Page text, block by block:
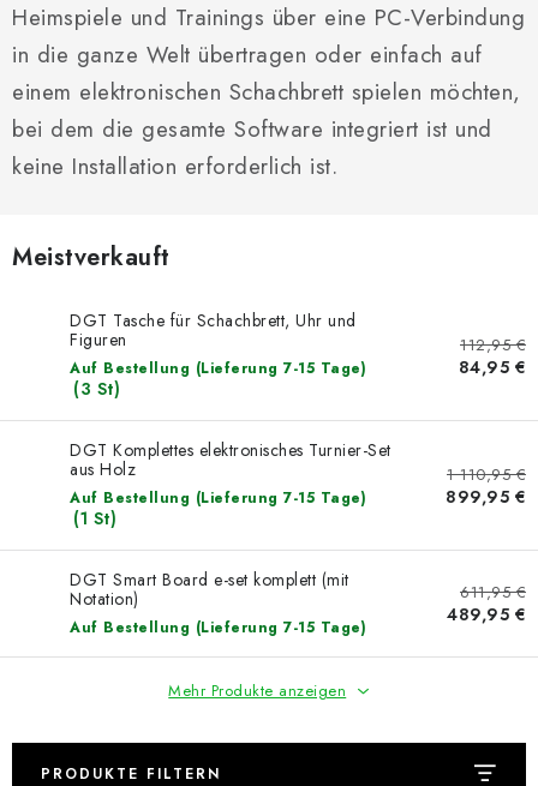
SCHACH-MERCH
SCHACH GESCHENKE
GESCHÄFTSBEDINGUNGEN
Geschäftsbedingungen
Heimspiele und Trainings über eine PC-Verbindung
in die ganze Welt übertragen oder einfach auf
einem elektronischen Schachbrett spielen möchten,
bei dem die gesamte Software integriert ist und
keine Installation erforderlich ist.
Meistverkauft
DGT Tasche für Schachbrett, Uhr und
Figuren
Auf Bestellung (Lieferung 7-15 Tage)
(3 St)
112,95 €
84,95 €
DGT Komplettes elektronisches Turnier-Set
aus Holz
Auf Bestellung (Lieferung 7-15 Tage)
(1 St)
1 110,95 €
899,95 €
DGT Smart Board e-set komplett (mit
Notation)
Auf Bestellung (Lieferung 7-15 Tage)
611,95 €
489,95 €
Mehr Produkte anzeigen
PRODUKTE FILTERN